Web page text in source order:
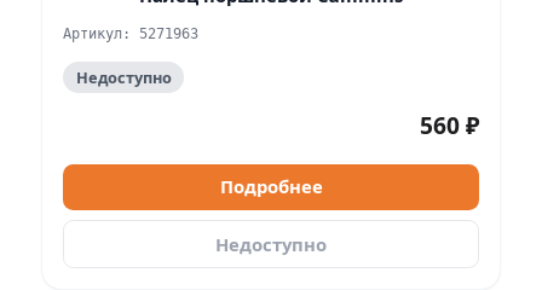
Артикул: 5271963
Недоступно
560 ₽
Подробнее
Недоступно